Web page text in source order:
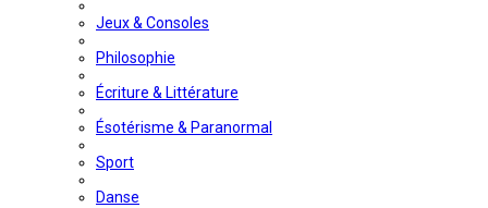
Jeux & Consoles
Philosophie
Écriture & Littérature
Ésotérisme & Paranormal
Sport
Danse